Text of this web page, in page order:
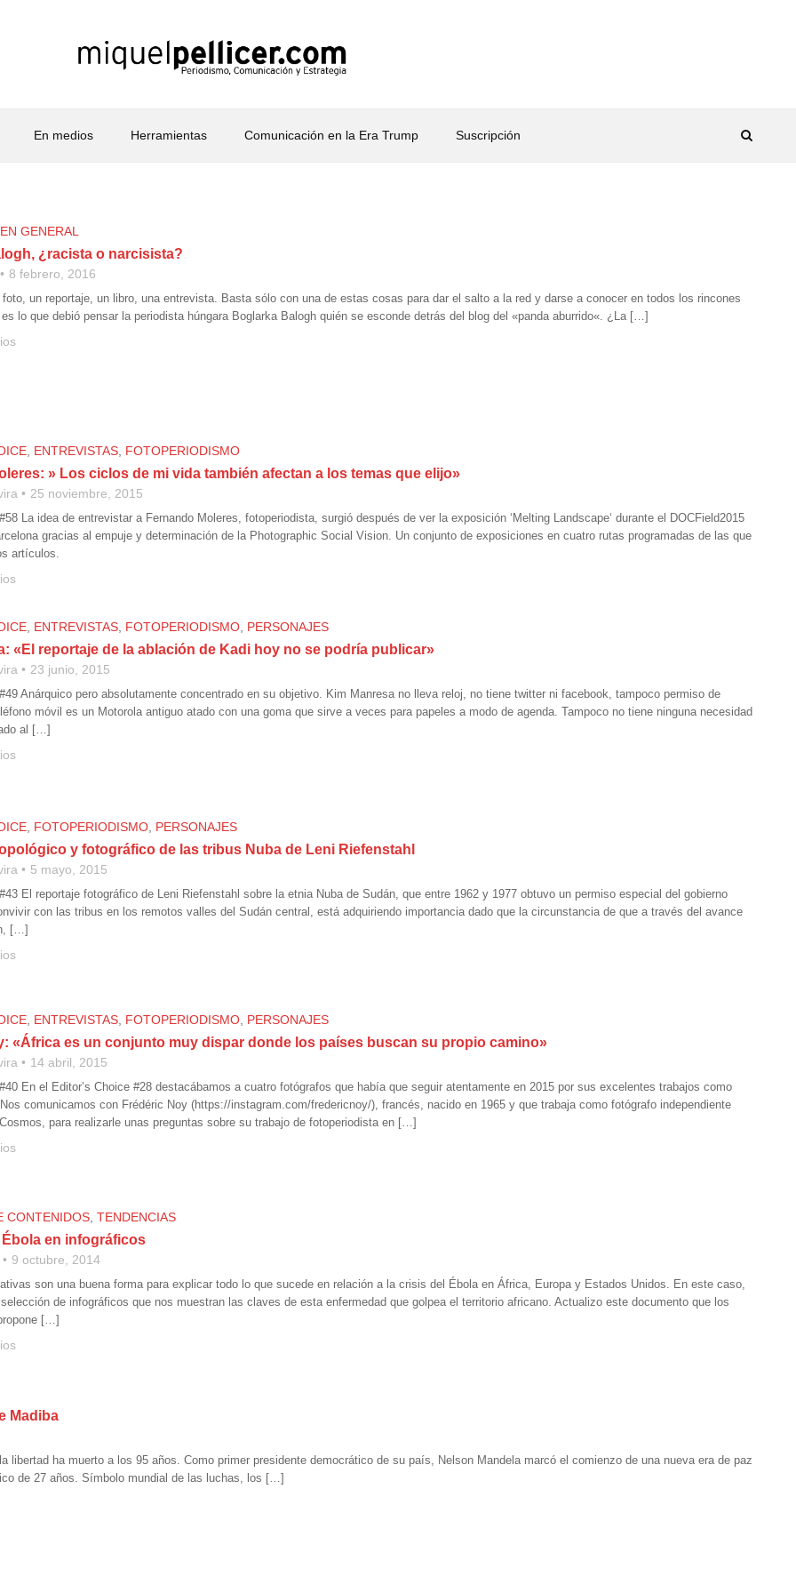
En medios Herramientas Comunicación en la Era Trump Suscripción
GENERAL
¿racista o narcisista?
8 febrero, 2016
un reportaje, un libro, una entrevista. Basta sólo con una de estas cosas para dar el salto a la red y darse a conocer en todos los rincones
lo que debió pensar la periodista húngara Boglarka Balogh quién se esconde detrás del blog del «panda aburrido«. ¿La […]
ENTREVISTAS FOTOPERIODISMO
» Los ciclos de mi vida también afectan a los temas que elijo»
25 noviembre, 2015
La idea de entrevistar a Fernando Moleres, fotoperiodista, surgió después de ver la exposición ‘Melting Landscape‘ durante el DOCField2015
gracias al empuje y determinación de la Photographic Social Vision. Un conjunto de exposiciones en cuatro rutas programadas de las que
artículos.
ENTREVISTAS FOTOPERIODISMO PERSONAJES
«El reportaje de la ablación de Kadi hoy no se podría publicar»
23 junio, 2015
Anárquico pero absolutamente concentrado en su objetivo. Kim Manresa no lleva reloj, no tiene twitter ni facebook, tampoco permiso de
móvil es un Motorola antiguo atado con una goma que sirve a veces para papeles a modo de agenda. Tampoco no tiene ninguna necesidad
al […]
FOTOPERIODISMO PERSONAJES
y fotográfico de las tribus Nuba de Leni Riefenstahl
5 mayo, 2015
El reportaje fotográfico de Leni Riefenstahl sobre la etnia Nuba de Sudán, que entre 1962 y 1977 obtuvo un permiso especial del gobierno
con las tribus en los remotos valles del Sudán central, está adquiriendo importancia dado que la circunstancia de que a través del avance
[…]
ENTREVISTAS FOTOPERIODISMO PERSONAJES
«África es un conjunto muy dispar donde los países buscan su propio camino»
14 abril, 2015
En el Editor’s Choice #28 destacábamos a cuatro fotógrafos que había que seguir atentamente en 2015 por sus excelentes trabajos como
comunicamos con Frédéric Noy (https://instagram.com/fredericnoy/), francés, nacido en 1965 y que trabaja como fotógrafo independiente
para realizarle unas preguntas sobre su trabajo de fotoperiodista en […]
CONTENIDOS TENDENCIAS
en infográficos
9 octubre, 2014
son una buena forma para explicar todo lo que sucede en relación a la crisis del Ébola en África, Europa y Estados Unidos. En este caso,
de infográficos que nos muestran las claves de esta enfermedad que golpea el territorio africano. Actualizo este documento que los
[…]
Madiba
ha muerto a los 95 años. Como primer presidente democrático de su país, Nelson Mandela marcó el comienzo de una nueva era de paz
de 27 años. Símbolo mundial de las luchas, los […]